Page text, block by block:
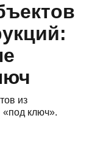
из
«под ключ».